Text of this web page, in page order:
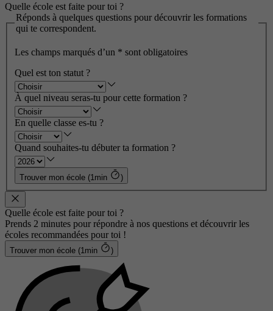
Quelle école est faite pour toi ?
Réponds à quelques questions pour découvrir les formations
qui te correspondent.
Les champs marqués d’un * sont obligatoires
Quel est ton statut ?
À quel niveau seras-tu pour cette formation ?
En quelle classe es-tu ?
Quand souhaites-tu débuter ta formation ?
Trouver mon école (1min )
Quelle école est faite pour toi ?
Prends 2 minutes pour répondre à nos questions et découvrir les
écoles recommandées pour toi !
Trouver mon école (1min )